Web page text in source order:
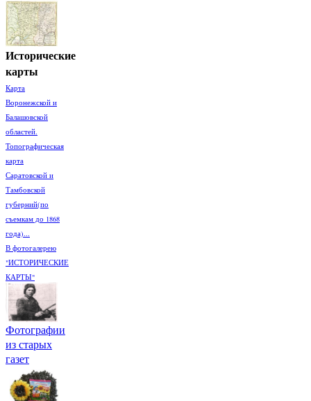
Исторические
карты
Карта
Воронежской и
Балашовской
областей.
Топографическая
карта
Саратовской и
Тамбовской
губерний(по
съемкам до 1868
года)...
В фотогалерею
"ИСТОРИЧЕСКИЕ
КАРТЫ"
Фотографии
из старых
газет